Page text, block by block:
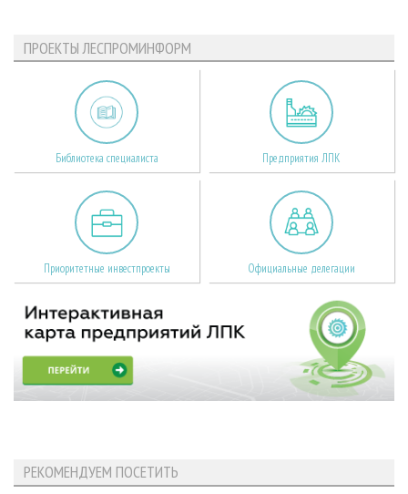
ПРОЕКТЫ ЛЕСПРОМИНФОРМ
Библиотека специалиста Предприятия ЛПК
Приоритетные инвестпроекты Официальные делегации
РЕКОМЕНДУЕМ ПОСЕТИТЬ